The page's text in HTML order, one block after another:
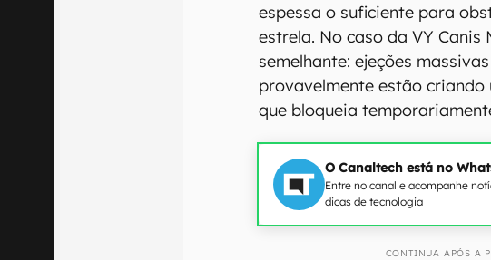
espessa o suficiente para
estrela. No caso da VY Canis
semelhante: ejeções
provavelmente estão
que bloqueia
O Canaltech está no
Entre no canal e acompanhe
dicas de tecnologia
CONTINUA APÓS A